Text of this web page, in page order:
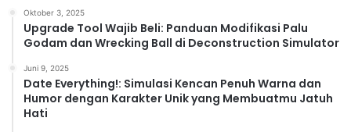
Oktober 3, 2025
Upgrade Tool Wajib Beli: Panduan Modifikasi Palu
Godam dan Wrecking Ball di Deconstruction Simulator
Juni 9, 2025
Date Everything!: Simulasi Kencan Penuh Warna dan
Humor dengan Karakter Unik yang Membuatmu Jatuh
Hati